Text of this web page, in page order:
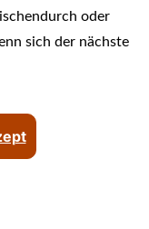
oder
sich der nächste